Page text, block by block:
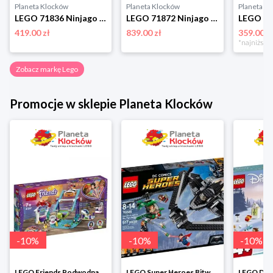
Planeta Klocków
LEGO 71836 Ninjago Arcysmok skupienia Lego
419.00 zł
Planeta Klocków
LEGO 71872 Ninjago Bitwa z Ultrasmokiem Lego
839.00 zł
Planeta
359.00 zł
Zobacz markę Lego
Promocje w sklepie Planeta Klocków
-10% -10% -10%